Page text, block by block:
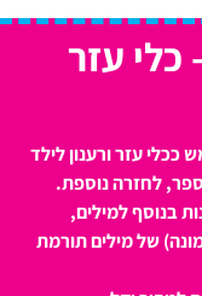
כלי עזר
לחזרה נוספת.
בנוסף למילים,
של מילים תורמת